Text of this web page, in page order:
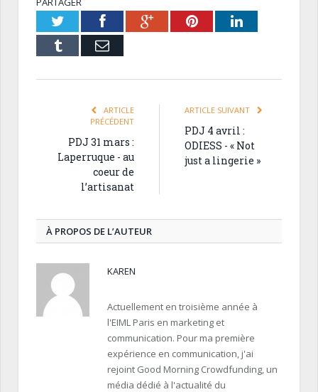
TwitterFacebookGoogle+PinterestLinkedIn
Tumblr Email
ARTICLE
PRÉCÉDENT
PDJ 31 mars :
Laperruque - au
coeur de
l’artisanat
ARTICLE SUIVANT
PDJ 4 avril :
ODIESS - « Not
just a lingerie »
À PROPOS DE L’AUTEUR
KAREN
Actuellement en troisième année à
l'EIML Paris en marketing et
communication. Pour ma première
expérience en communication, j'ai
rejoint Good Morning Crowdfunding, un
média dédié à l'actualité du